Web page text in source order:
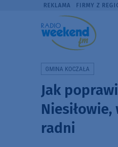
REKLAMA FIRMY Z
GMINA KOCZAŁA
Jak
radni